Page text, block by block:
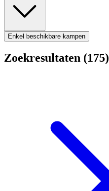
Enkel beschikbare kampen
Zoekresultaten (175)